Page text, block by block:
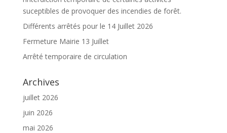
suceptibles de provoquer des incendies de forêt.
Différents arrêtés pour le 14 Juillet 2026
Fermeture Mairie 13 Juillet
Arrêté temporaire de circulation
Archives
juillet 2026
juin 2026
mai 2026